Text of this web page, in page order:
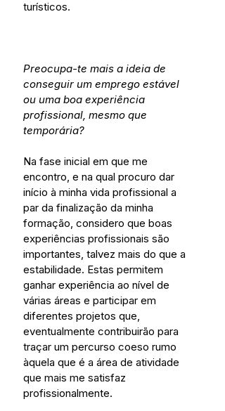
turísticos.
Preocupa-te mais a ideia de
conseguir um emprego estável
ou uma boa experiência
profissional, mesmo que
temporária?
Na fase inicial em que me
encontro, e na qual procuro dar
início à minha vida profissional a
par da finalização da minha
formação, considero que boas
experiências profissionais são
importantes, talvez mais do que a
estabilidade. Estas permitem
ganhar experiência ao nível de
várias áreas e participar em
diferentes projetos que,
eventualmente contribuirão para
traçar um percurso coeso rumo
àquela que é a área de atividade
que mais me satisfaz
profissionalmente.